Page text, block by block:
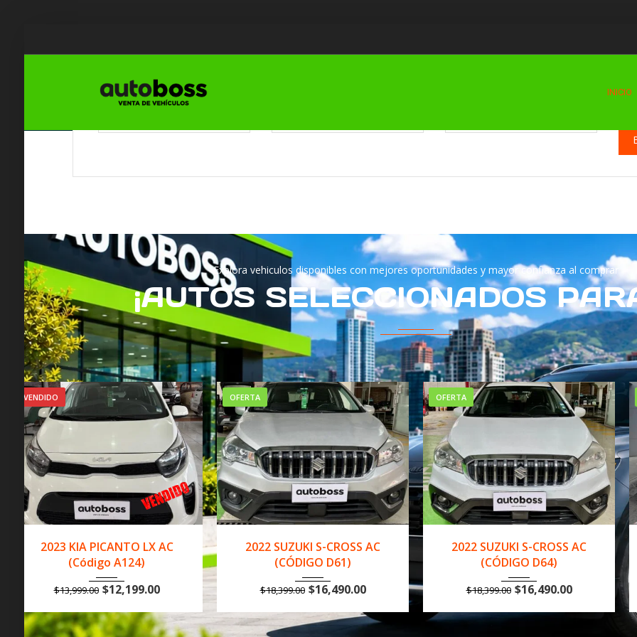
INICIO
Seleccionar Año
Explora vehiculos disponibles con mejores oportunidades y mayor confianza al comprar
¡AUTOS SELECCIONADOS
OFERTA
2022 Manua... 141,000 km
2022 SUZUKI S-CROSS AC
(CÓDIGO D61)
$18,399.00 $16,490.00
OFERTA
2022 Manua... 144,000 km
2022 SUZUKI S-CROSS AC
(CÓDIGO D64)
$18,399.00 $16,490.00
OFERTA
2022 Manua... 141,000 km
2022 CHEVROLET GROOVE
LTZ AC (CÓDIGO D57)
$16,999.00 $14,999.00